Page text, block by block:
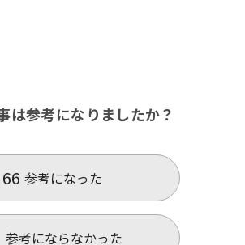
は参考になりましたか？
参考になった
66
参考にならなかった